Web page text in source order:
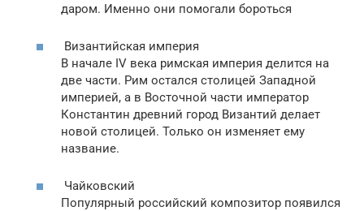
даром. Именно они помогали бороться
Византийская империя
В начале IV века римская империя делится на
две части. Рим остался столицей Западной
империей, а в Восточной части император
Константин древний город Византий делает
новой столицей. Только он изменяет ему
название.
Чайковский
Популярный российский композитор появился